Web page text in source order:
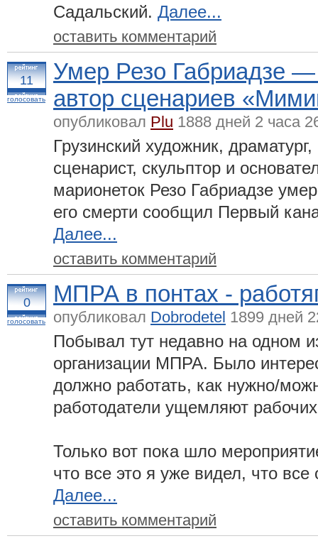
Садальский. Далее...
оставить комментарий
11
голосовать
Умер Резо Габриадзе —
автор сценариев
опубликовал Plu 1888 дней 2 часа
Грузинский художник,
сценарист, скульптор и
марионеток Резо Габриадзе
его смерти сообщил Первый
Далее...
оставить комментарий
0
голосовать
МПРА в понтах -
опубликовал Dobrodetel 1899 дней
Побывал тут недавно на одном
организации МПРА. Было
должно работать, как нужно/
работодатели ущемляют
Только вот пока шло
что все это я уже видел, что
Далее...
оставить комментарий